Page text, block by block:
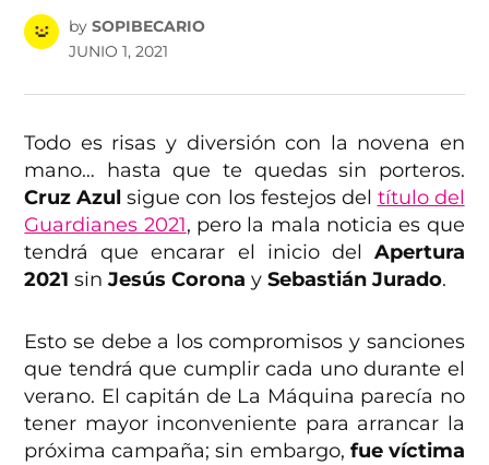
by SOPIBECARIO
JUNIO 1, 2021
Todo es risas y diversión con la novena en
mano… hasta que te quedas sin porteros.
Cruz Azul sigue con los festejos del título del
Guardianes 2021, pero la mala noticia es que
tendrá que encarar el inicio del Apertura
2021 sinJesús Corona ySebastián Jurado.
Esto se debe a los compromisos y sanciones
que tendrá que cumplir cada uno durante el
verano. El capitán de La Máquina parecía no
tener mayor inconveniente para arrancar la
próxima campaña; sin embargo, fue víctima